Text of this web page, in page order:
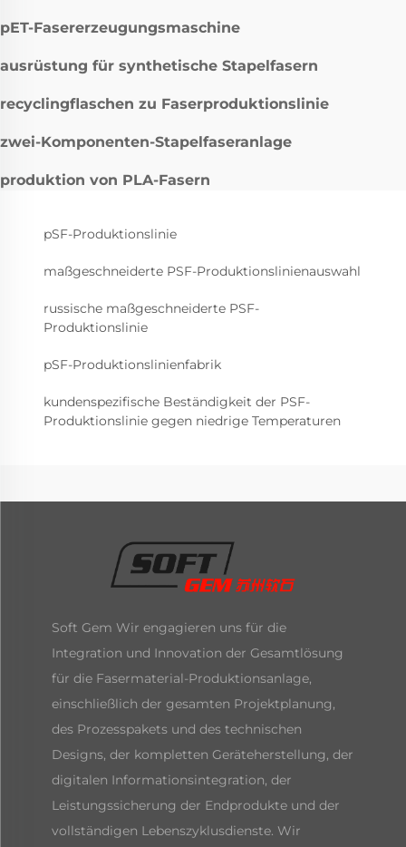
pET-Fasererzeugungsmaschine
ausrüstung für synthetische Stapelfasern
recyclingflaschen zu Faserproduktionslinie
zwei-Komponenten-Stapelfaseranlage
produktion von PLA-Fasern
pSF-Produktionslinie
maßgeschneiderte PSF-Produktionslinienauswahl
russische maßgeschneiderte PSF-
Produktionslinie
pSF-Produktionslinienfabrik
kundenspezifische Beständigkeit der PSF-
Produktionslinie gegen niedrige Temperaturen
Soft Gem Wir engagieren uns für die
Integration und Innovation der Gesamtlösung
für die Fasermaterial-Produktionsanlage,
einschließlich der gesamten Projektplanung,
des Prozesspakets und des technischen
Designs, der kompletten Geräteherstellung, der
digitalen Informationsintegration, der
Leistungssicherung der Endprodukte und der
vollständigen Lebenszyklusdienste. Wir